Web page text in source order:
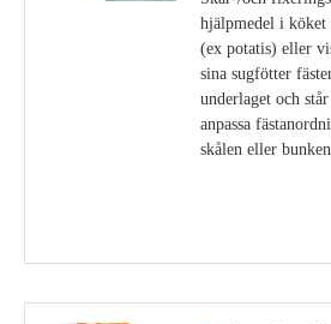
hjälpmedel i
(ex potatis) eller
sina sugfötter
underlaget och
anpassa
skålen eller bunken.